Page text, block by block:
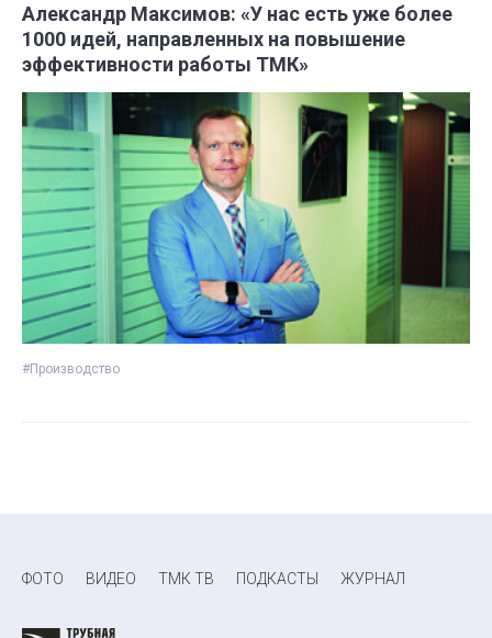
Александр Максимов: «У нас есть уже более
1000 идей, направленных на повышение
эффективности работы ТМК»
#Производство
ФОТО ВИДЕО ТМК ТВ ПОДКАСТЫ ЖУРНАЛ